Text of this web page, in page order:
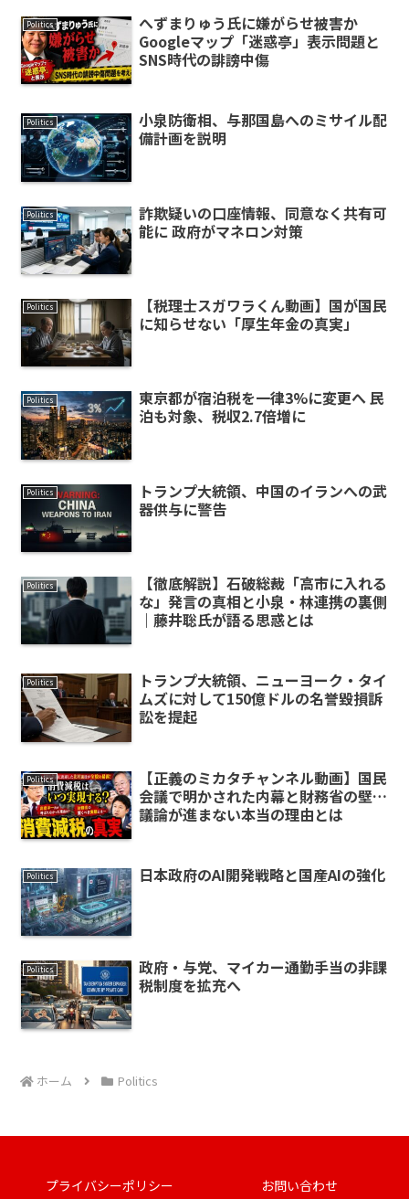
Politics
へずまりゅう氏に嫌がらせ被害か
Googleマップ「迷惑亭」表示問題と
SNS時代の誹謗中傷
Politics
小泉防衛相、与那国島へのミサイル配
備計画を説明
Politics
詐欺疑いの口座情報、同意なく共有可
能に 政府がマネロン対策
Politics
【税理士スガワラくん動画】国が国民
に知らせない「厚生年金の真実」
Politics
東京都が宿泊税を一律3%に変更へ 民
泊も対象、税収2.7倍増に
Politics
トランプ大統領、中国のイランへの武
器供与に警告
Politics
【徹底解説】石破総裁「高市に入れる
な」発言の真相と小泉・林連携の裏側
｜藤井聡氏が語る思惑とは
Politics
トランプ大統領、ニューヨーク・タイ
ムズに対して150億ドルの名誉毀損訴
訟を提起
Politics
【正義のミカタチャンネル動画】国民
会議で明かされた内幕と財務省の壁…
議論が進まない本当の理由とは
Politics 日本政府のAI開発戦略と国産AIの強化
Politics
政府・与党、マイカー通勤手当の非課
税制度を拡充へ
ホーム Politics
プライバシーポリシー お問い合わせ